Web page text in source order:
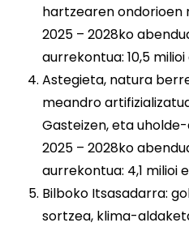
hartzearen ondorioen
2025 – 2028ko
aurrekontua: 10,5 milioi
Astegieta, natura
meandro
Gasteizen, eta
2025 – 2028ko
aurrekontua: 4,1 milioi
Bilboko Itsasadarra:
sortzea, klima-